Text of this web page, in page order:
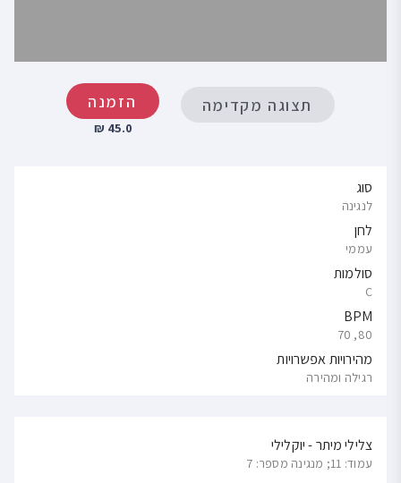
תצוגה מקדימה הזמנה
45.0 ₪
סוג
לנגינה
לחן
עממי
סולמות
C
BPM
80, 70
מהירויות אפשרויות
רגילה ומהירה
צלילי מיתר - יוקלילי
עמוד: 11; מנגינה מספר: 7